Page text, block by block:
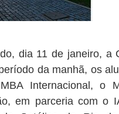
dia 11 de janeiro, a
da manhã, os
Internacional, o
em parceria com o